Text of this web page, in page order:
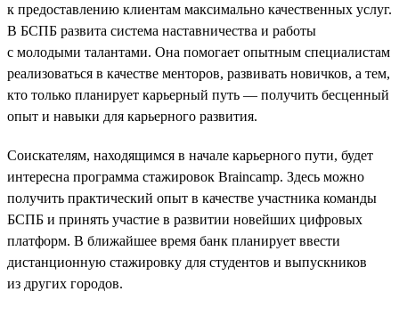
к предоставлению клиентам максимально качественных услуг.
В БСПБ развита система наставничества и работы
с молодыми талантами. Она помогает опытным специалистам
реализоваться в качестве менторов, развивать новичков, а тем,
кто только планирует карьерный путь — получить бесценный
опыт и навыки для карьерного развития.
Соискателям, находящимся в начале карьерного пути, будет
интересна программа стажировок Braincamp. Здесь можно
получить практический опыт в качестве участника команды
БСПБ и принять участие в развитии новейших цифровых
платформ. В ближайшее время банк планирует ввести
дистанционную стажировку для студентов и выпускников
из других городов.